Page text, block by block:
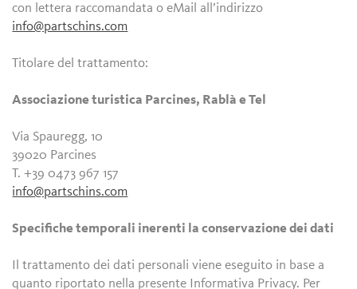
con lettera raccomandata o eMail all’indirizzo
info@partschins.com
Titolare del trattamento:
Associazione turistica Parcines, Rablà e Tel
Via Spauregg, 10
39020 Parcines
T. +39 0473 967 157
info@partschins.com
Specifiche temporali inerenti la conservazione dei dati
Il trattamento dei dati personali viene eseguito in base a
quanto riportato nella presente Informativa Privacy. Per